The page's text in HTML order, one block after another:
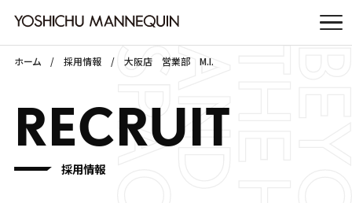
ホーム 採用情報 大阪店 営業部 M.I.
RECRUIT
採用情報